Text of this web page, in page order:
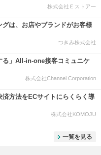
株式会社Ｅストアー
は、お店やブランドがお客様
つきみ株式会社
る」All-in-one接客コミュニケ
株式会社Channel Corporation
済方法をECサイトにらくらく導
株式会社KOMOJU
一覧を見る